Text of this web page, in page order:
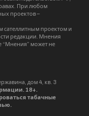
При любом
проектов –
сателлитным проектом и
редакции. Мнения
“Мнения” может не
дом 4, кв. 3
18+.
табачные